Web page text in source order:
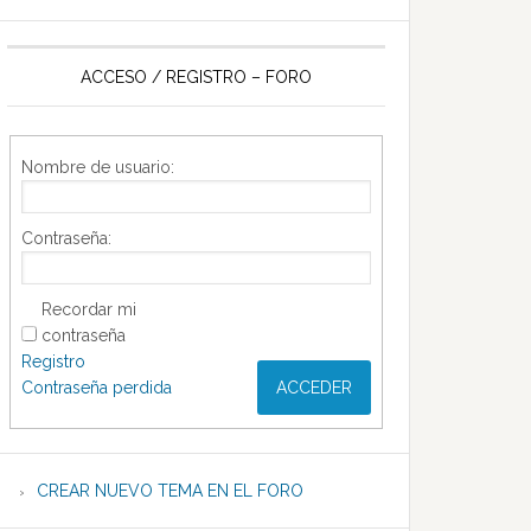
ACCESO / REGISTRO – FORO
Nombre de usuario:
Contraseña:
Recordar mi
contraseña
ACCEDER
Registro
Contraseña perdida
CREAR NUEVO TEMA EN EL FORO